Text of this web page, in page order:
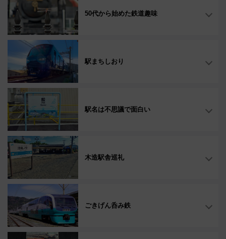
50代から始めた鉄道趣味
駅まちしおり
駅名は不思議で面白い
木造駅舎巡礼
ごきげん呑み鉄